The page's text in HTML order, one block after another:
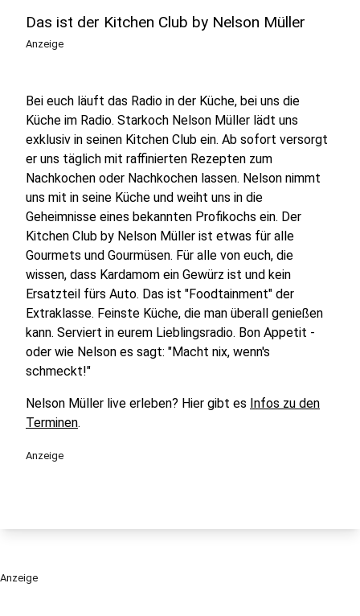
Das ist der Kitchen Club by Nelson Müller
Anzeige
Bei euch läuft das Radio in der Küche, bei uns die
Küche im Radio. Starkoch Nelson Müller lädt uns
exklusiv in seinen Kitchen Club ein. Ab sofort versorgt
er uns täglich mit raffinierten Rezepten zum
Nachkochen oder Nachkochen lassen. Nelson nimmt
uns mit in seine Küche und weiht uns in die
Geheimnisse eines bekannten Profikochs ein. Der
Kitchen Club by Nelson Müller ist etwas für alle
Gourmets und Gourmüsen. Für alle von euch, die
wissen, dass Kardamom ein Gewürz ist und kein
Ersatzteil fürs Auto. Das ist "Foodtainment" der
Extraklasse. Feinste Küche, die man überall genießen
kann. Serviert in eurem Lieblingsradio. Bon Appetit -
oder wie Nelson es sagt: "Macht nix, wenn's
schmeckt!"
Nelson Müller live erleben? Hier gibt es Infos zu den
Terminen.
Anzeige
Anzeige